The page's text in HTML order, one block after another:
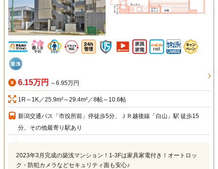
6.15万円 ～6.95万円
1R～1K／25.9m²～29.4m²／8帖～10.6帖
新潟交通バス「市役所前」停徒歩5分、ＪＲ越後線「白山」駅 徒歩15
分、その他最寄り駅あり
2023年3月完成の築浅マンション！1-3Fは家具家電付き！オートロッ
ク・防犯カメラなどセキュリティ面も安心♪